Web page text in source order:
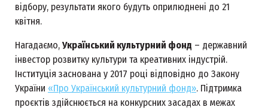
відбору, результати якого будуть оприлюднені до 21
квітня.
Нагадаємо, Український культурний фонд – державний
інвестор розвитку культури та креативних індустрій.
Інституція заснована у 2017 році відповідно до Закону
України «Про Український культурний фонд». Підтримка
проєктів здійснюється на конкурсних засадах в межах